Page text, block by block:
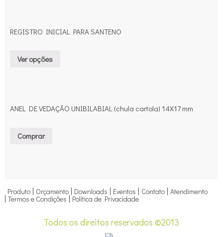
REGISTRO INICIAL PARA SANTENO
Ver opções
ANEL DE VEDAÇÃO UNIBILABIAL (chula cartola) 14X17 mm
Comprar
Produto Orçamento Downloads Eventos Contato Atendimento
Termos e Condições Política de Privacidade
Todos os direitos reservados ©2013